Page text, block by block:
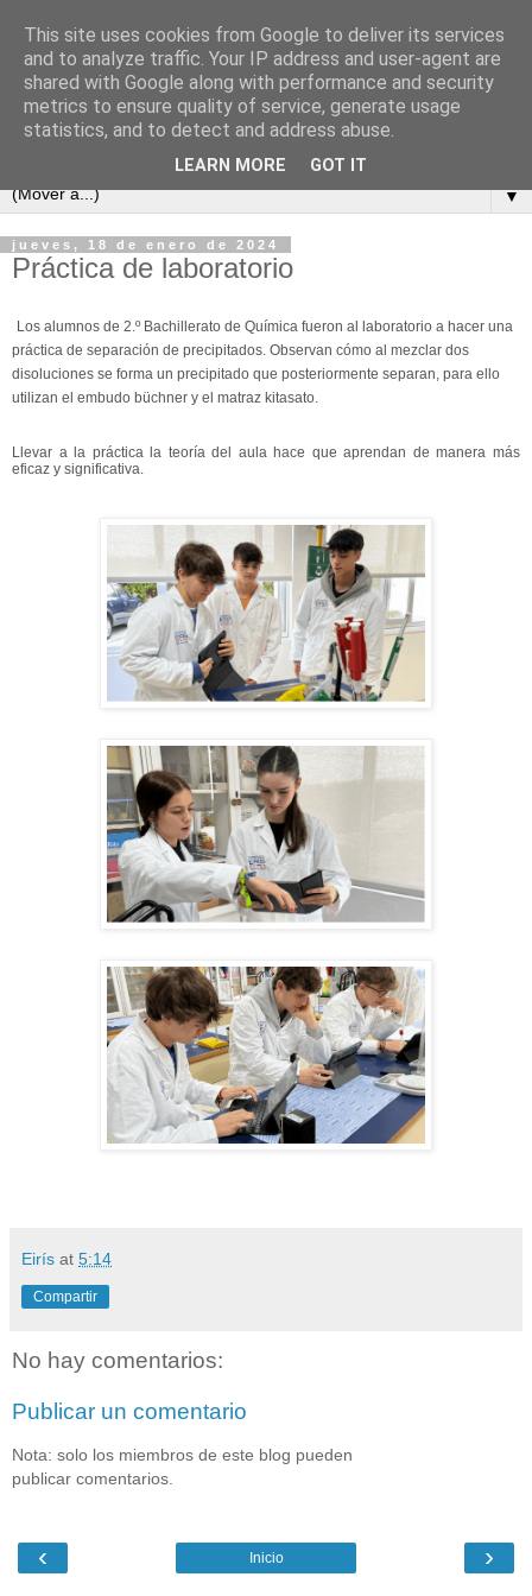
▼
jueves, 18 de enero de 2024
Práctica de laboratorio
Los alumnos de 2.º Bachillerato de Química fueron al laboratorio a hacer una
práctica de separación de precipitados. Observan cómo al mezclar dos
disoluciones se forma un precipitado que posteriormente separan, para ello
utilizan el embudo büchner y el matraz kitasato.
Llevar a la práctica la teoría del aula hace que aprendan de manera más
eficaz y significativa.
Eirís at 5:14
Compartir
No hay comentarios:
Publicar un comentario
Nota: solo los miembros de este blog pueden
publicar comentarios.
‹ ›
Inicio
This site uses cookies from Google to deliver its services
and to analyze traffic. Your IP address and user-agent are
shared with Google along with performance and security
metrics to ensure quality of service, generate usage
statistics, and to detect and address abuse.
LEARN MORE GOT IT